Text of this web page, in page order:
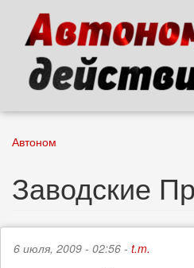
основному
содержанию
Автоном
Заводские
6 июля, 2009 - 02:56 - t.m.